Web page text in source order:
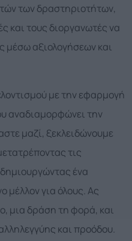
των δραστηριοτήτων,
και τους διοργανωτές να
μέσω αξιολογήσεων και
με την εφαρμογή
αναδιαμορφώνει την
μαζί, ξεκλειδώνουμε
τις
ένα
μέλλον για όλους. Ας
μια δράση τη φορά, και
και προόδου.